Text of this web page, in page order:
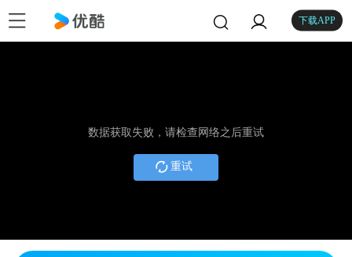
下载APP
数据获取失败，请检查网络之后重试
重试